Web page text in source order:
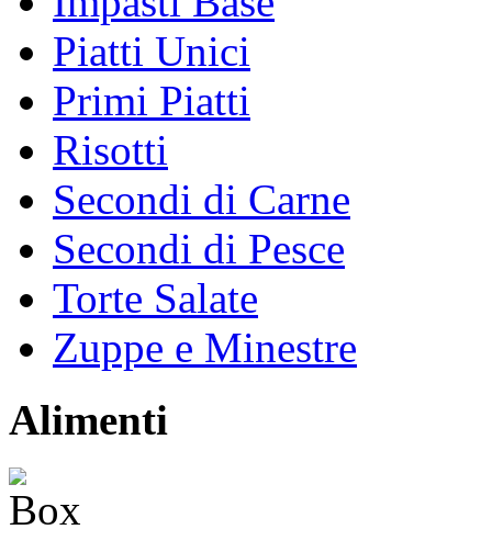
Piatti Unici
Primi Piatti
Risotti
Secondi di Carne
Secondi di Pesce
Torte Salate
Zuppe e Minestre
Alimenti